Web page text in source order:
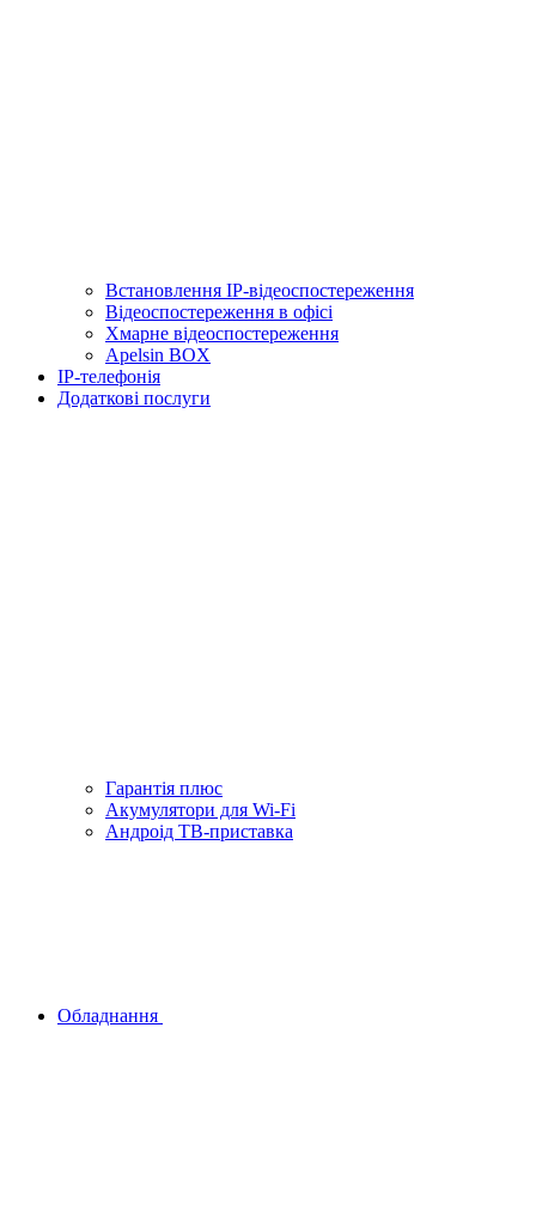
Встановлення IP-відеоспостереження
Відеоспостереження в офісі
Хмарне відеоспостереження
Apelsin BOX
IP-телефонія
Додаткові послуги
Гарантiя плюс
Акумулятори для Wi-Fi
Андроід ТВ-приставка
Обладнання